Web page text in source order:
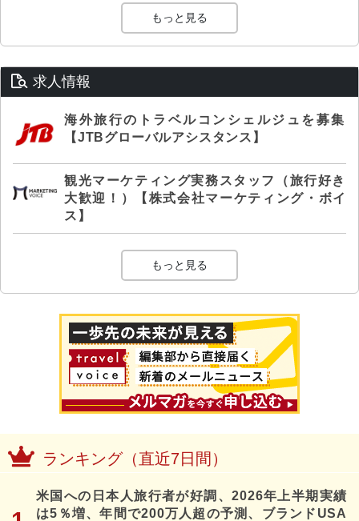
もっと見る
求人情報
海外旅行のトラベルコンシェルジュを募集
【JTBグローバルアシスタンス】
観光マーケティング実務スタッフ（旅行好き
大歓迎！）【株式会社マーケティング・ボイ
ス】
もっと見る
ランキング（直近7日間）
米国への日本人旅行者が好調、2026年上半期実績
は5％増、年間で200万人超の予測、ブランドUSA